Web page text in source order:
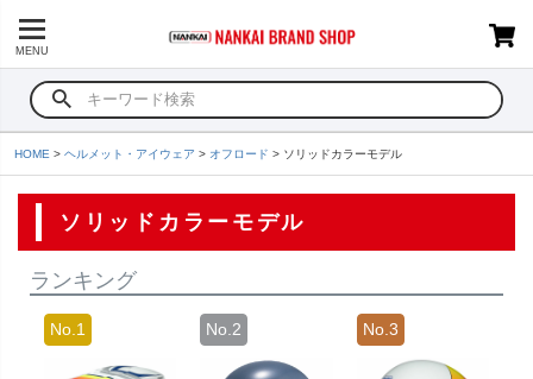
MENU
HOME ヘルメット・アイウェア オフロード ソリッドカラーモデル
ソリッドカラーモデル
ランキング